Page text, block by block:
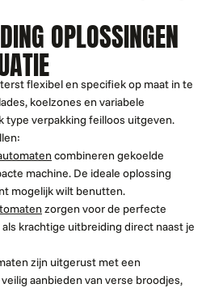
OPLOSSINGEN
flexibel en specifiek op maat in te
koelzones en variabele
type verpakking feilloos uitgeven.
combineren gekoelde
machine. De ideale oplossing
mogelijk wilt benutten.
zorgen voor de perfecte
krachtige uitbreiding direct naast je
zijn uitgerust met een
aanbieden van verse broodjes,